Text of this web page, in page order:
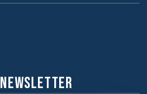
Newsletter